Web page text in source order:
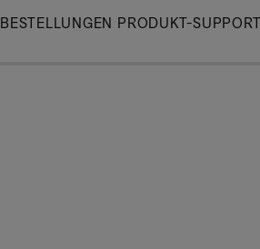
BESTELLUNGEN PRODUKT-SUPPORT